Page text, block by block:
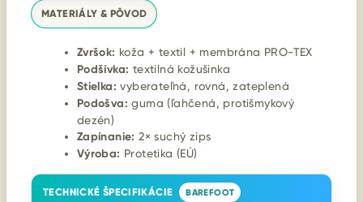
MATERIÁLY & PÔVOD
Zvršok: koža + textil + membrána PRO-TEX
Podšívka: textilná kožušinka
Stielka: vyberateľná, rovná, zateplená
Podošva: guma (ľahčená, protišmykový
dezén)
Zapínanie: 2× suchý zips
Výroba: Protetika (EÚ)
TECHNICKÉ ŠPECIFIKÁCIE BAREFOOT